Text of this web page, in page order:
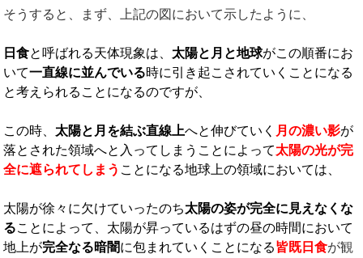
そうすると、まず、上記の図において示したように、
日食と呼ばれる天体現象は、 太陽と月と地球がこの順番にお
いて一直線に並んでいる時に引き起こされていくことになる
と考えられることになるのですが、
この時、 太陽と月を結ぶ直線上へと伸びていく 月の濃い影が
落とされた領域へと入ってしまうことによって太陽の光が完
全に遮られてしまう ことになる地球上の領域においては、
太陽が徐々に欠けていったのち太陽の姿が完全に見えなくな
ることによって、太陽が昇っているはずの昼の時間において
地上が完全なる暗闇に包まれていくことになる皆既日食が観